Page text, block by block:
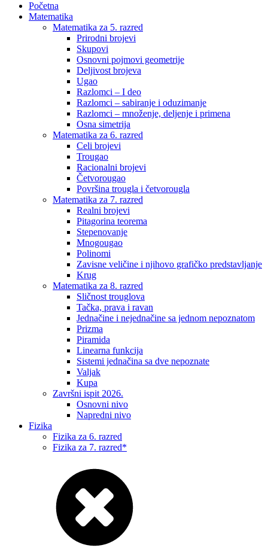
Početna
Matematika
Matematika za 5. razred
Prirodni brojevi
Skupovi
Osnovni pojmovi geometrije
Deljivost brojeva
Ugao
Razlomci – I deo
Razlomci – sabiranje i oduzimanje
Razlomci – množenje, deljenje i primena
Osna simetrija
Matematika za 6. razred
Celi brojevi
Trougao
Racionalni brojevi
Četvorougao
Površina trougla i četvorougla
Matematika za 7. razred
Realni brojevi
Pitagorina teorema
Stepenovanje
Mnogougao
Polinomi
Zavisne veličine i njihovo grafičko predstavljanje
Krug
Matematika za 8. razred
Sličnost trouglova
Tačka, prava i ravan
Jednačine i nejednačine sa jednom nepoznatom
Prizma
Piramida
Linearna funkcija
Sistemi jednačina sa dve nepoznate
Valjak
Kupa
Završni ispit 2026.
Osnovni nivo
Napredni nivo
Fizika
Fizika za 6. razred
Fizika za 7. razred*